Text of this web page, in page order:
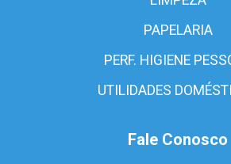
PAPELARIA
PERF. HIGIENE
UTILIDADES
Fale Conosco